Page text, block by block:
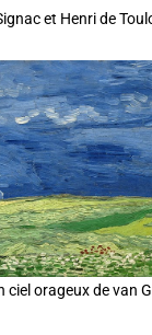
et Henri de
ciel orageux de van